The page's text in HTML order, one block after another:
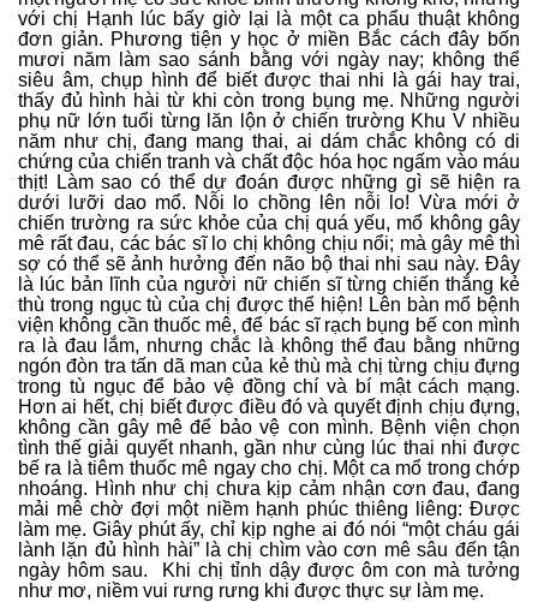
với chị Hạnh lúc bấy giờ lại là một ca phẩu thuật không
đơn giản. Phương tiện y học ở miền Bắc cách đây bốn
mươi năm làm sao sánh bằng với ngày nay; không thể
siêu âm, chụp hình để biết được thai nhi là gái hay trai,
thấy đủ hình hài từ khi còn trong bụng mẹ. Những người
phụ nữ lớn tuổi từng lăn lộn ở chiến trường Khu V nhiều
năm như chị, đang mang thai, ai dám chắc không có di
chứng của chiến tranh và chất độc hóa học ngấm vào máu
thịt! Làm sao có thể dự đoán được những gì sẽ hiện ra
dưới lưỡi dao mổ. Nỗi lo chồng lên nỗi lo! Vừa mới ở
chiến trường ra sức khỏe của chị quá yếu, mổ không gây
mê rất đau, các bác sĩ lo chị không chịu nổi; mà gây mê thì
sợ có thể sẽ ảnh hưởng đến não bộ thai nhi sau này. Đây
là lúc bản lĩnh của người nữ chiến sĩ từng chiến thắng kẻ
thù trong ngục tù của chị được thể hiện! Lên bàn mổ bệnh
viện không cần thuốc mê, để bác sĩ rạch bụng bế con mình
ra là đau lắm, nhưng chắc là không thể đau bằng những
ngón đòn tra tấn dã man của kẻ thù mà chị từng chịu đựng
trong tù ngục để bảo vệ đồng chí và bí mật cách mạng.
Hơn ai hết, chị biết được điều đó và quyết định chịu đựng,
không cần gây mê để bảo vệ con mình. Bệnh viện chọn
tình thế giải quyết nhanh, gần như cùng lúc thai nhi được
bế ra là tiêm thuốc mê ngay cho chị. Một ca mổ trong chớp
nhoáng. Hình như chị chưa kịp cảm nhận cơn đau, đang
mải mê chờ đợi một niềm hạnh phúc thiêng liêng: Được
làm mẹ. Giây phút ấy, chỉ kịp nghe ai đó nói “một cháu gái
lành lặn đủ hình hài” là chị chìm vào cơn mê sâu đến tận
ngày hôm sau. Khi chị tỉnh dậy được ôm con mà tưởng
như mơ, niềm vui rưng rưng khi được thực sự làm mẹ.